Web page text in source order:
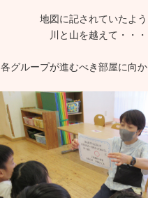
地図に記されていたよ
川と山を越えて・・・
各グループが進むべき部屋に向